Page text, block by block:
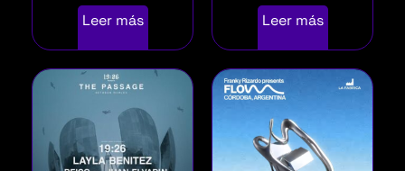
Leer más Leer más